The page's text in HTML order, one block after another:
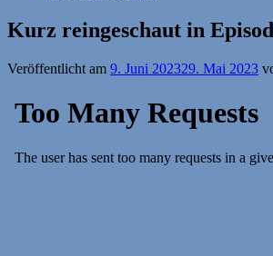
Kurz reingeschaut in
Veröffentlicht am 9. Juni 202329. Mai 2023